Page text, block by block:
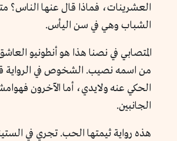
العشرينات، فماذا قال عنها الناس؟
الشباب وهي في سن اليأس.
المتصابي في نصنا هذا هو أنطونيو
من اسمه نصيب. الشخوص في الرواية
الحكي عنه ولايدي، أما الآخرون
الجانبين.
هذه رواية ثيمتها الحب. تجري في